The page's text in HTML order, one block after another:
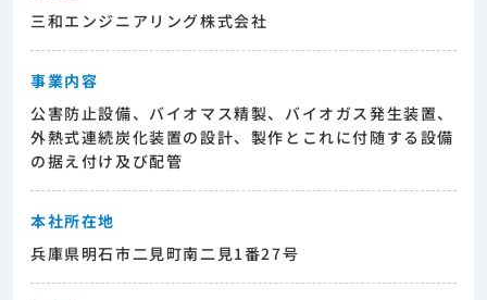
三和エンジニアリング株式会社
事業内容
公害防止設備、バイオマス精製、バイオガス発生装置、
外熱式連続炭化装置の設計、製作とこれに付随する設備
の据え付け及び配管
本社所在地
兵庫県明石市二見町南二見1番27号